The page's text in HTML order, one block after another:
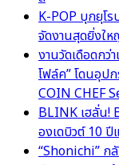
K-POP บุกยุโร
จัดงานสุดยิ่งใ
งานวัดเดือดก
โฟล์ค” โดนอุป
COIN CHEF
BLINK เฮลั่น!
องเดบิวต์ 10 ปี
“Shonichi” ก